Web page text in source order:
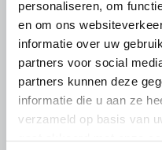
personaliseren, om
en om ons
informatie over uw
partners voor social
partners kunnen deze
informatie die u aan ze
verzameld op basis van